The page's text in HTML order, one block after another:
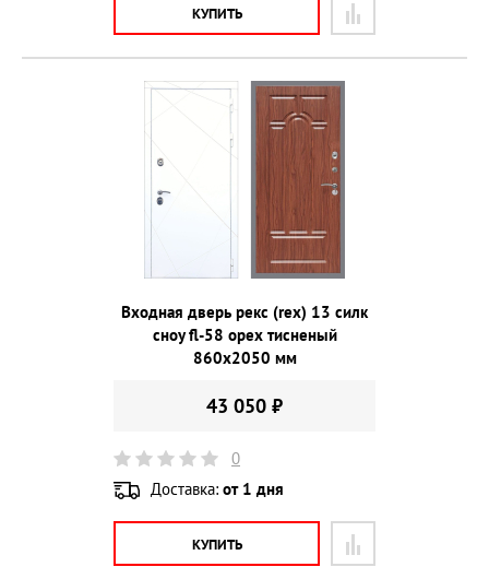
КУПИТЬ
Входная дверь рекс (rex) 13 силк
сноу fl-58 орех тисненый
860х2050 мм
43 050 ₽
0
Доставка: от 1 дня
КУПИТЬ